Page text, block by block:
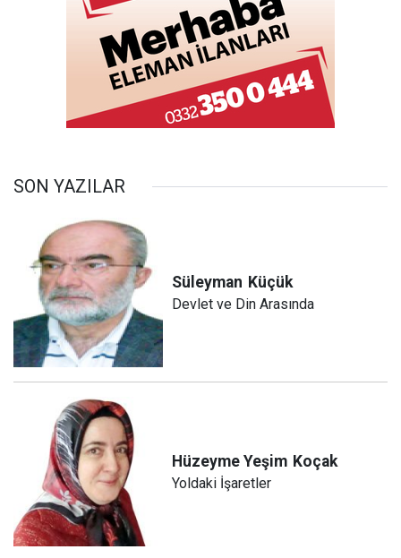
SON YAZILAR
Süleyman Küçük
Devlet ve Din Arasında
Hüzeyme Yeşim Koçak
Yoldaki İşaretler